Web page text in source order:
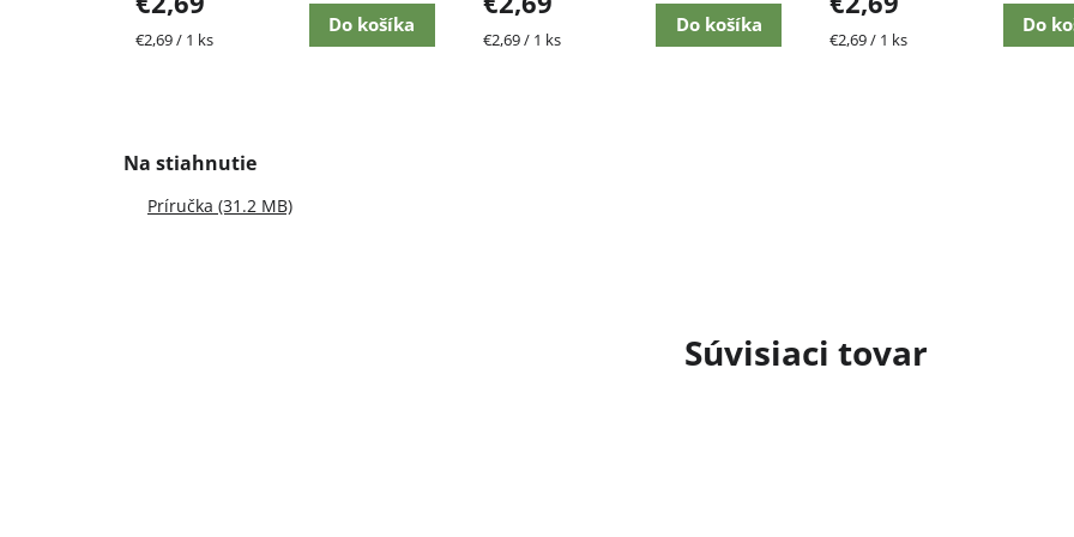
Súvisiaci tovar
Jednotková
€2,69 / 1 ks
Do košíka
Jednotková
€2,69 / 1 ks
Do košíka
Jednotková
€2,69 / 1 ks
Do
Príručka (31.2 MB)